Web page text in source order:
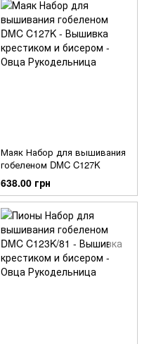
Маяк Набор для вышивания
гобеленом DMC C127K
638.00 грн